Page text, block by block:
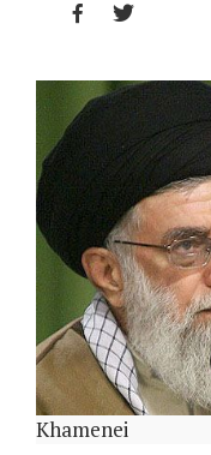
 
Khamenei